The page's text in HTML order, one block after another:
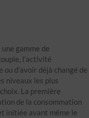
gamme de
l’activité
d’avoir déjà changé de
niveaux les plus
La première
de la consommation
initiée avant même le